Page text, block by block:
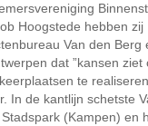
Hoogstede hebben zij
Van den Berg
dat ”kansen ziet
te
In de kantlijn schetste
(Kampen) en